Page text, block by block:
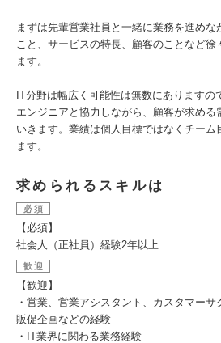
まずは先輩営業社員と⼀緒に業務を進め
こと、サービスの特⻑、顧客のことなど徐
ます。
IT分野は幅広く可能性は無数にあります
エンジニアと協力しながら、顧客が求める
いきます。業績は個人目標ではなくチーム
ます。
求められるスキルは
必須
【必須】
社会人（正社員）経験2年以上
歓迎
【歓迎】
・営業、営業アシスタント、カスタマーサ
販促企画などの経験
・IT業界に関わる業務経験